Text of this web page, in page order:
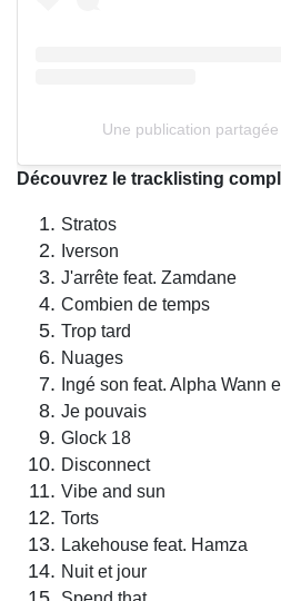
Une publication
Découvrez le tracklisting
Stratos
Iverson
J'arrête feat. Zamdane
Combien de temps
Trop tard
Nuages
Ingé son feat. Alpha Wann
Je pouvais
Glock 18
Disconnect
Vibe and sun
Torts
Lakehouse feat. Hamza
Nuit et jour